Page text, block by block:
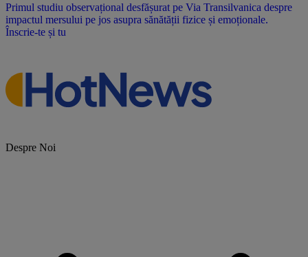
Primul studiu observațional desfășurat pe Via Transilvanica despre
impactul mersului pe jos asupra sănătății fizice și emoționale.
Înscrie-te și tu
Despre Noi